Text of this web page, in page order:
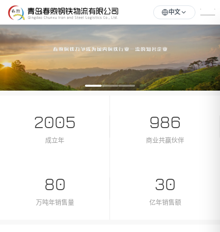
中文
1 2 3
2005
成立年
986
商业共赢伙伴
80
万吨年销售量
30
亿年销售额